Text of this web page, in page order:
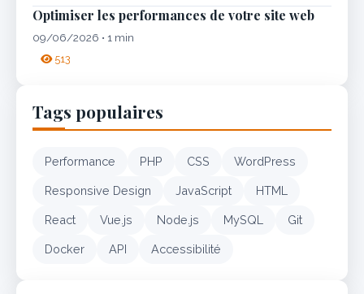
Optimiser les performances de votre site web
09/06/2026 • 1 min
513
Tags populaires
Performance PHP CSS WordPress
Responsive Design JavaScript HTML
React Vue.js Node.js MySQL Git
Docker API Accessibilité